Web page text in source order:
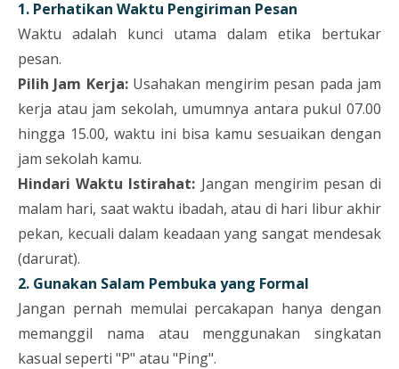
1. Perhatikan Waktu Pengiriman Pesan
Waktu adalah kunci utama dalam etika bertukar
pesan.
Pilih Jam Kerja:Usahakan mengirim pesan pada jam
kerja atau jam sekolah, umumnya antara pukul 07.00
hingga 15.00, waktu ini bisa kamu sesuaikan dengan
jam sekolah kamu.
Hindari Waktu Istirahat: Jangan mengirim pesan di
malam hari, saat waktu ibadah, atau di hari libur akhir
pekan, kecuali dalam keadaan yang sangat mendesak
(darurat).
2. Gunakan Salam Pembuka yang Formal
Jangan pernah memulai percakapan hanya dengan
memanggil nama atau menggunakan singkatan
kasual seperti "P" atau "Ping".